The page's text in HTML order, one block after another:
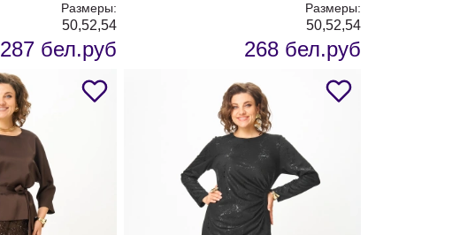
Размеры:
50,52,54
287 бел.руб
Размеры:
50,52,54
268 бел.руб